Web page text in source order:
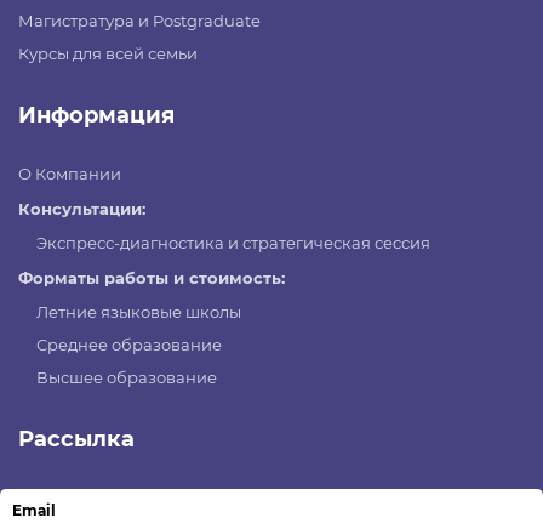
Магистратура и Postgraduate
Курсы для всей семьи
Информация
О Компании
Консультации:
Экспресс-диагностика и стратегическая сессия
Форматы работы и стоимость:
Летние языковые школы
Среднее образование
Высшее образование
Рассылка
Email